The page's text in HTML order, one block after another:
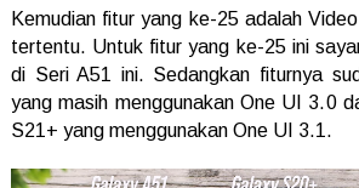
Kemudian fitur yang ke-25 adalah
tertentu. Untuk fitur yang ke-25 ini
di Seri A51 ini. Sedangkan fiturnya
yang masih menggunakan One UI 3.0
S21+ yang menggunakan One UI 3.1.